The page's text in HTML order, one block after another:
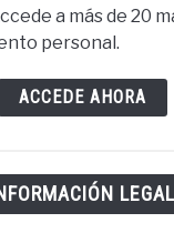
a más de 20
personal.
ACCEDE AHORA
LEGAL